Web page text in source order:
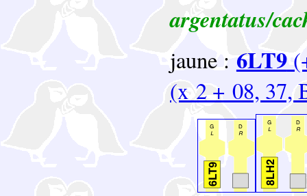
argentatus/
jaune : 6LT9
(x 2 + 08, 37,